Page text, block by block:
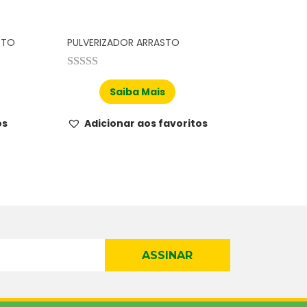
PULVERIZADOR ARRASTO
Saiba Mais
Adicionar aos favoritos
ASSINAR